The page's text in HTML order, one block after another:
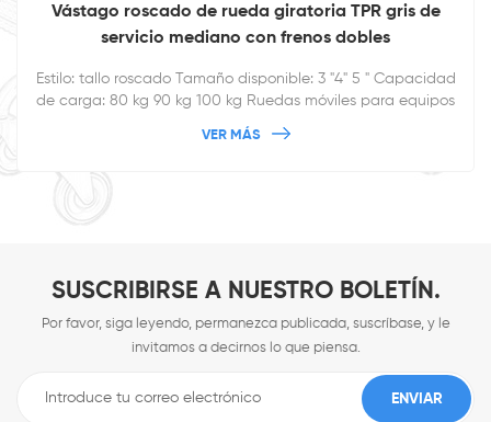
Vástago roscado de rueda giratoria TPR gris de
servicio mediano con frenos dobles
Estilo: tallo roscado Tamaño disponible: 3 "4" 5 " Capacidad
de carga: 80 kg 90 kg 100 kg Ruedas móviles para equipos
giratorios de servicio mediano
VER MÁS
SUSCRIBIRSE A NUESTRO BOLETÍN.
Por favor, siga leyendo, permanezca publicada, suscríbase, y le
invitamos a decirnos lo que piensa.